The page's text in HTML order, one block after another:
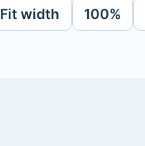
Fit width 100%